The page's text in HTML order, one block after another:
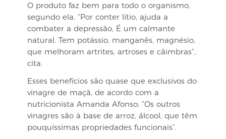
O produto faz bem para todo o organismo,
segundo ela. “Por conter lítio, ajuda a
combater a depressão, É um calmante
natural. Tem potássio, manganês, magnésio,
que melhoram artrites, artroses e câimbras”,
cita.
Esses benefícios são quase que exclusivos do
vinagre de maçã, de acordo com a
nutricionista Amanda Afonso: “Os outros
vinagres são à base de arroz, álcool, que têm
pouquíssimas propriedades funcionais”.